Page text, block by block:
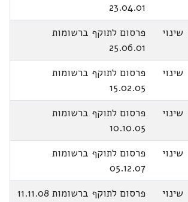
23.04.01
שינוי
פרסום לתוקף ברשומות
25.06.01
שינוי
פרסום לתוקף ברשומות
15.02.05
שינוי
פרסום לתוקף ברשומות
10.10.05
שינוי
פרסום לתוקף ברשומות
05.12.07
שינוי
פרסום לתוקף ברשומות 11.11.08